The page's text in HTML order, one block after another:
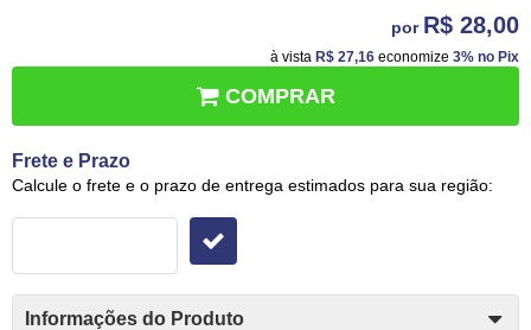
por R$ 28,00
à vista R$ 27,16 economize 3% no Pix
COMPRAR
Frete e Prazo
Calcule o frete e o prazo de entrega estimados para sua região:
Informações do Produto